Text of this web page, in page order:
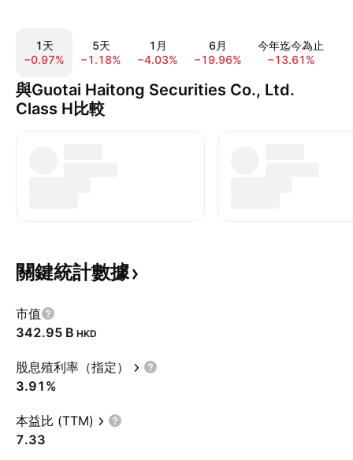
1天
−0.97%
5天
−1.18%
1月
−4.03%
6月
−19.96%
今年迄今為止
−13.61%
與Guotai Haitong Securities Co., Ltd.
Class H比較
關鍵統計數據
市值
‪342.95 B‬ HKD
股息殖利率（指定）
3.91%
本益比 (TTM)
7.33